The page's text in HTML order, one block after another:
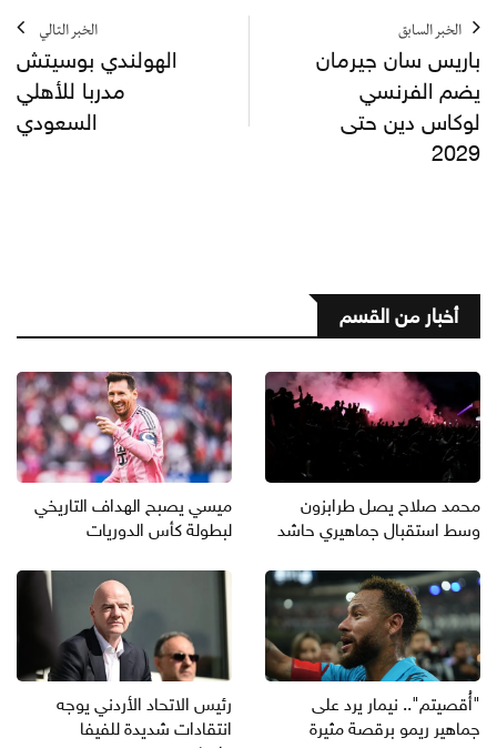
الخبر السابق
باريس سان جيرمان
يضم الفرنسي
لوكاس دين حتى
2029
الخبر التالي
الهولندي بوسيتش
مدربا للأهلي
السعودي
أخبار من القسم
محمد صلاح يصل طرابزون
وسط استقبال جماهيري حاشد
ميسي يصبح الهداف التاريخي
لبطولة كأس الدوريات
"أُقصيتم".. نيمار يرد على
جماهير ريمو برقصة مثيرة
رئيس الاتحاد الأردني يوجه
انتقادات شديدة للفيفا